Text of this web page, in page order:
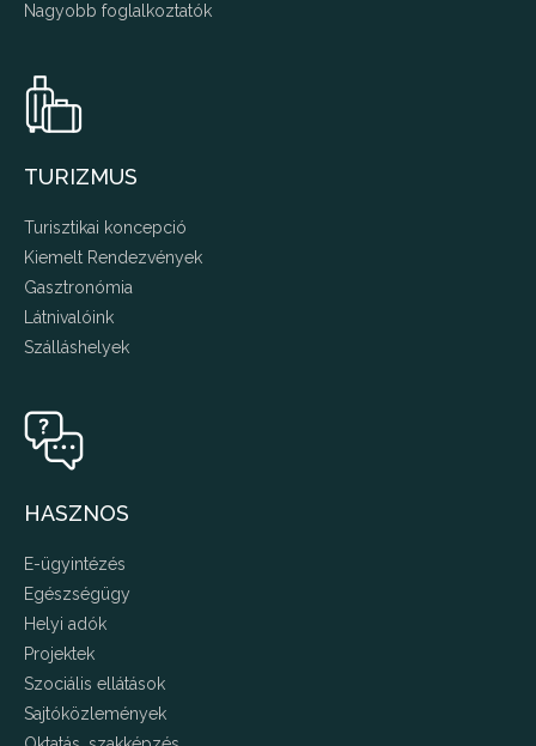
Nagyobb foglalkoztatók
TURIZMUS
Turisztikai koncepció
Kiemelt Rendezvények
Gasztronómia
Látnivalóink
Szálláshelyek
HASZNOS
E-ügyintézés
Egészségügy
Helyi adók
Projektek
Szociális ellátások
Sajtóközlemények